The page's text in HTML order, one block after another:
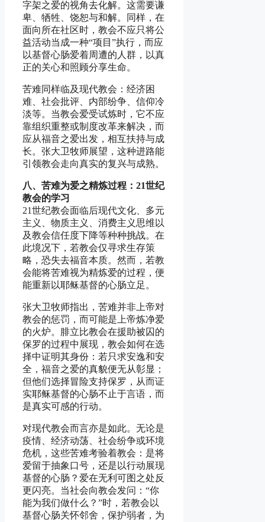
字架之爱的视角去化解。这需要谦
卑、牺牲、饶恕与和解。同样，在
面向所在社区时，教会不应只将公
益活动当成一种“项目”执行，而应
以基督心肠爱着周遭的人群，以真
正的关心和照顾分享生命。
苦难同样临及现代教会：经济困
难、社会批评、内部纷争、信仰冷
淡等。当教会爱受试炼时，它不应
靠组织重整或制度改革来解决，而
应从福音之爱出发，相互扶持与成
长。张大卫牧师展望，这种进路能
引领教会走向真实的复兴与成熟。
八、苦难为爱之精炼过程：21世纪
教会的学习
21世纪教会面临后现代文化、多元
主义、物质主义、消费主义思维以
及教会信任度下降等种种挑战。在
此境况下，若教会仅寻求生存策
略，恐失去福音本质。然而，若教
会能将苦难视为精炼爱的过程，便
能重新以耶稣基督的心肠立足。
张大卫牧师指出，苦难并非上帝对
教会的惩罚，而可能是上帝炼净爱
的火炉。腓立比教会在援助被囚的
保罗的过程中展现，教会如何在选
择中证明其身份：若只求安逸和安
全，福音之爱的真貌便无从彰显；
但他们选择冒险支持保罗，从而证
实耶稣基督的心肠不止于言语，而
是真实可感的行动。
对现代教会而言亦是如此。无论是
疫情、经济动荡、社会纷争或环境
危机，这些苦难考验着教会：是将
爱留于抽象口号，还是以行动展现
基督的心肠？爱在无利可图之处反
更闪亮。当社会向教会发问：“你
能为我们做什么？”时，若教会以
基督心肠关怀邻舍，保护弱者，为